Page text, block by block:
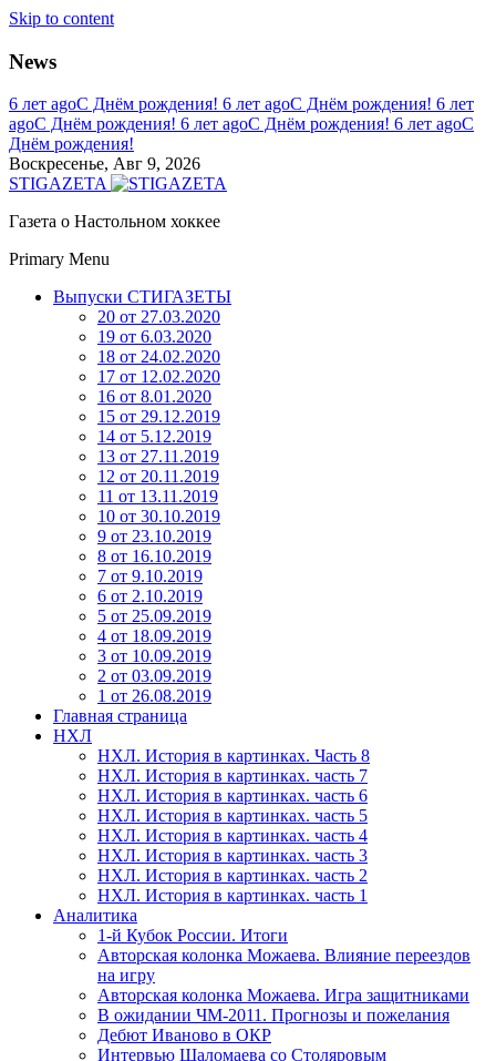
Skip to content
News
6 лет agoС Днём рождения! 6 лет agoС Днём рождения! 6 лет
agoС Днём рождения! 6 лет agoС Днём рождения! 6 лет agoС
Днём рождения!
Воскресенье, Авг 9, 2026
STIGAZETA
Газета о Настольном хоккее
Primary Menu
Выпуски СТИГАЗЕТЫ
20 от 27.03.2020
19 от 6.03.2020
18 от 24.02.2020
17 от 12.02.2020
16 от 8.01.2020
15 от 29.12.2019
14 от 5.12.2019
13 от 27.11.2019
12 от 20.11.2019
11 от 13.11.2019
10 от 30.10.2019
9 от 23.10.2019
8 от 16.10.2019
7 от 9.10.2019
6 от 2.10.2019
5 от 25.09.2019
4 от 18.09.2019
3 от 10.09.2019
2 от 03.09.2019
1 от 26.08.2019
Главная страница
НХЛ
НХЛ. История в картинках. Часть 8
НХЛ. История в картинках. часть 7
НХЛ. История в картинках. часть 6
НХЛ. История в картинках. часть 5
НХЛ. История в картинках. часть 4
НХЛ. История в картинках. часть 3
НХЛ. История в картинках. часть 2
НХЛ. История в картинках. часть 1
Аналитика
1-й Кубок России. Итоги
Авторская колонка Можаева. Влияние переездов
на игру
Авторская колонка Можаева. Игра защитниками
В ожидании ЧМ-2011. Прогнозы и пожелания
Дебют Иваново в ОКР
Интервью Шаломаева со Столяровым